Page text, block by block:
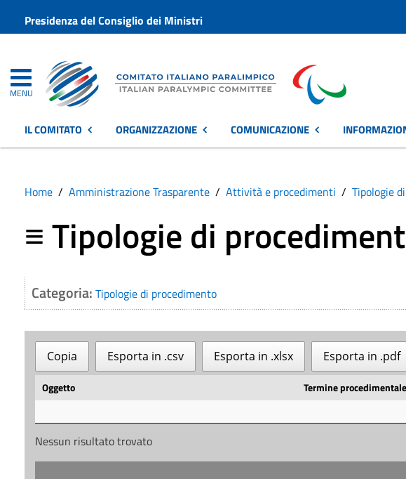
Presidenza del Consiglio dei Ministri
MENU
IL COMITATO ORGANIZZAZIONE COMUNICAZIONE
Home Amministrazione Trasparente Attività e procedimenti Tipologie
≡ Tipologie di
Categoria: Tipologie di procedimento
Copia Esporta in .csv Esporta in .xlsx Esporta in .pdf
Oggetto
Termine procedimentale
Nessun risultato trovato